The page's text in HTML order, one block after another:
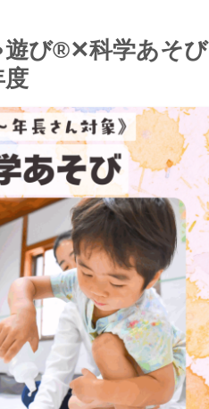
遊び®✕科学あそび
度